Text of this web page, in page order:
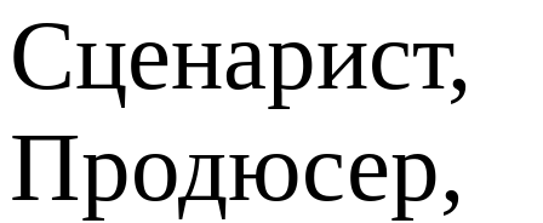
Сценарист,
Продюсер,